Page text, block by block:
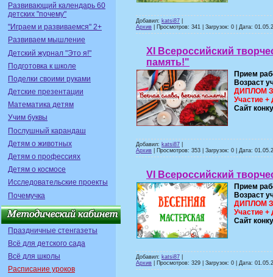
Развивающий календарь 60
детских "почему"
"Играем и развиваемся" 2+
Развиваем мышление
Детский журнал "Это я!"
Подготовка к школе
Поделки своими руками
Детские презентации
Математика детям
Учим буквы
Послушный карандаш
Детям о животных
Детям о профессиях
Детям о космосе
Исследовательские проекты
Почемучка
Праздничные стенгазеты
Всё для детского сада
Всё для школы
Расписание уроков
Добавил: katsi87
Архив | Просмотров: 341 | Загрузок: 0 | Дата:
XI Всероссийский
память!"
Прием
Возраст
ДИПЛОМ
Участие +
Сайт
Добавил: katsi87
Архив | Просмотров: 353 | Загрузок: 0 | Дата:
VI Всероссийский
Прием
Возраст
ДИПЛОМ
Участие +
Сайт
Добавил: katsi87
Архив | Просмотров: 329 | Загрузок: 0 | Дата: